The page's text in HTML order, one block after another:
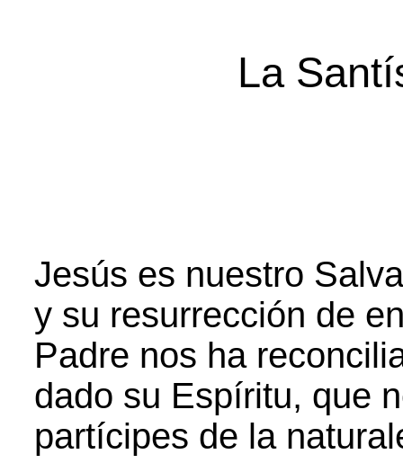
La
Jesús es nuestro
y su resurrección de
Padre nos ha
dado su Espíritu, que
partícipes de la